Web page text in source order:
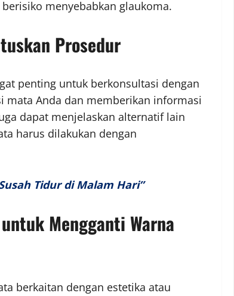
menyebabkan glaukoma.
Prosedur
penting untuk berkonsultasi dengan
mata Anda dan memberikan informasi
dapat menjelaskan alternatif lain
harus dilakukan dengan
Tidur di Malam Hari”
Mengganti Warna
berkaitan dengan estetika atau